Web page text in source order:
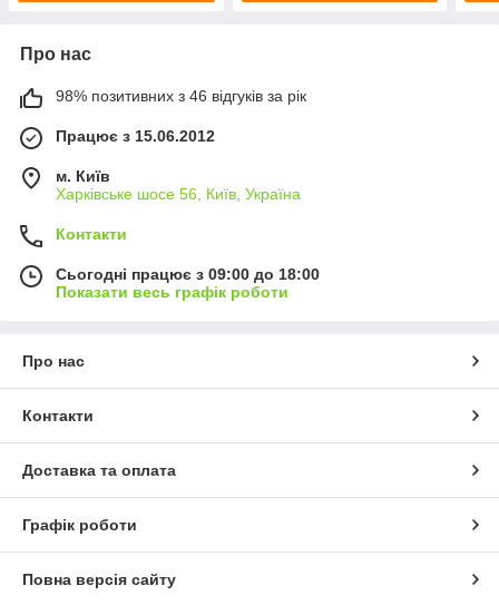
Про нас
98% позитивних з 46 відгуків за рік
Працює з 15.06.2012
м. Київ
Харківське шосе 56, Київ, Україна
Контакти
Сьогодні працює з 09:00 до 18:00
Показати весь графік роботи
Про нас
Контакти
Доставка та оплата
Графік роботи
Повна версія сайту